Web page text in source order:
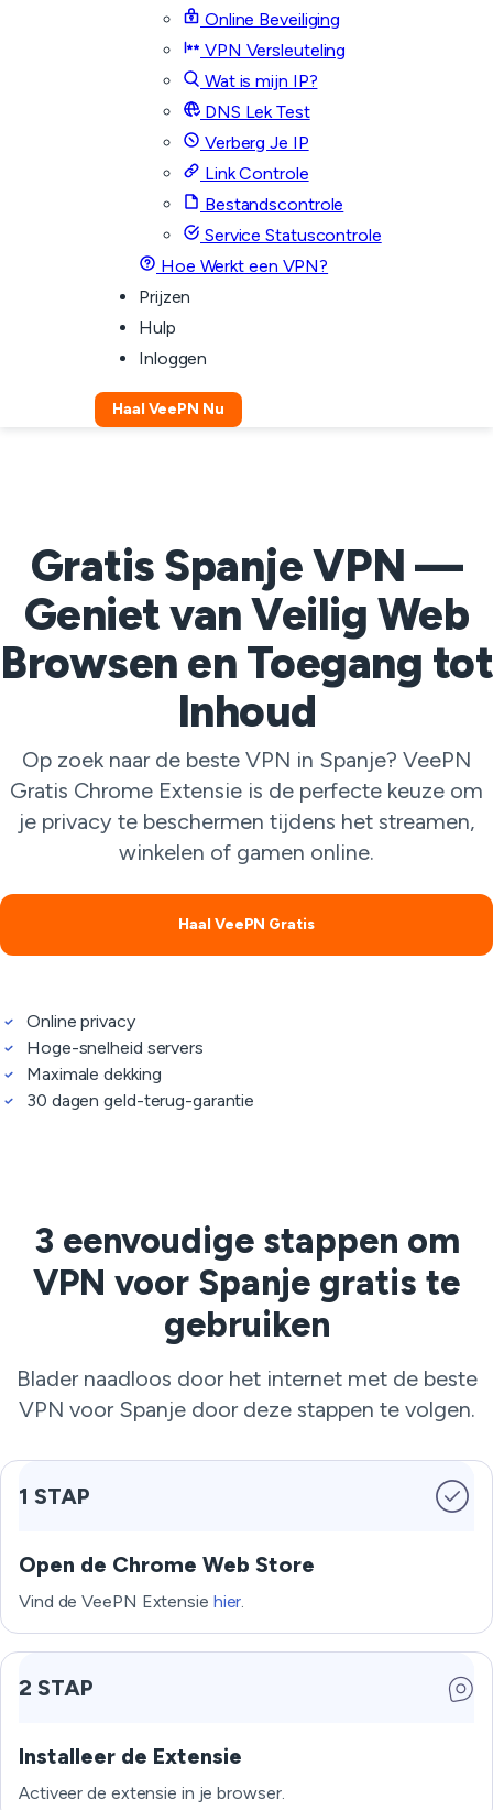
Online Beveiliging
VPN Versleuteling
Wat is mijn IP?
DNS Lek Test
Verberg Je IP
Link Controle
Bestandscontrole
Service Statuscontrole
Hoe Werkt een VPN?
Prijzen
Hulp
Inloggen
Haal VeePN Nu
Gratis Spanje VPN —
Geniet van Veilig Web
Browsen en Toegang tot
Inhoud
Op zoek naar de beste VPN in Spanje? VeePN
Gratis Chrome Extensie is de perfecte keuze om
je privacy te beschermen tijdens het streamen,
winkelen of gamen online.
Haal VeePN Gratis
Online privacy
Hoge-snelheid servers
Maximale dekking
30 dagen geld-terug-garantie
3 eenvoudige stappen om
VPN voor Spanje gratis te
gebruiken
Blader naadloos door het internet met de beste
VPN voor Spanje door deze stappen te volgen.
1 STAP
Open de Chrome Web Store
Vind de VeePN Extensie hier.
2 STAP
Installeer de Extensie
Activeer de extensie in je browser.